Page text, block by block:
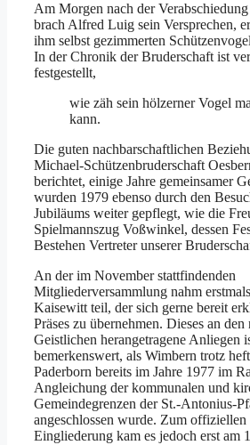
Am Morgen nach der
brach Alfred Luig sein Versprechen,
ihm selbst gezimmerten
In der Chronik der Bruderschaft ist
festgestellt,
wie zäh sein hölzerner Vogel
kann.
Die guten nachbarschaftlichen
Michael-Schützenbruderschaft
berichtet, einige Jahre gemeinsamer
wurden 1979 ebenso durch den
Jubiläums weiter gepflegt, wie die
Spielmannszug Voßwinkel, dessen
Bestehen Vertreter unserer
An der im November stattfindenden
Mitgliederversammlung nahm
Kaisewitt teil, der sich gerne bereit
Präses zu übernehmen. Dieses an
Geistlichen herangetragene Anliegen
bemerkenswert, als Wimbern trotz
Paderborn bereits im Jahre 1977 im
Angleichung der kommunalen und
Gemeindegrenzen der St.-Antonius-
angeschlossen wurde. Zum
Eingliederung kam es jedoch erst am